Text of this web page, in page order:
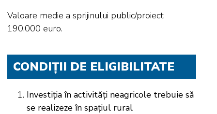
Valoare medie a sprijinului public/proiect:
190.000 euro.
CONDIȚII DE ELIGIBILITATE
Investiția în activități neagricole trebuie să
se realizeze în spațiul rural